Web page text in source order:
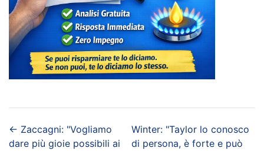
← Zaccagni: "Vogliamo
dare più gioie possibili ai
Winter: "Taylor lo conosco
di persona, è forte e può